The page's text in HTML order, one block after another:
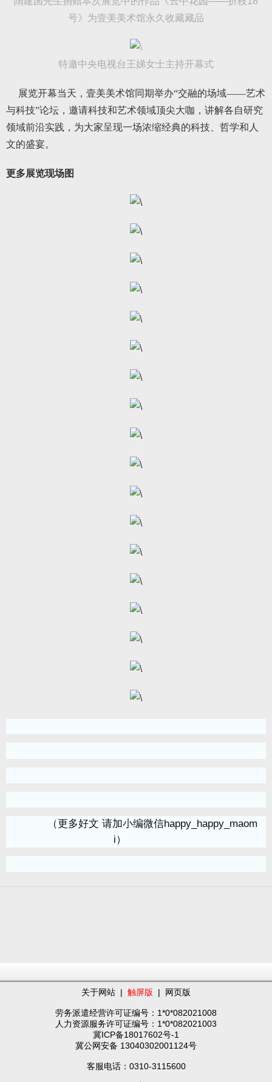
号》为壹美美术馆永久收藏藏品
特邀中央电视台王娣女士主持开幕式
展览开幕当天，壹美美术馆同期举办“交融的场域——艺术
与科技”论坛，邀请科技和艺术领域顶尖大咖，讲解各自研究
领域前沿实践，为大家呈现一场浓缩经典的科技、哲学和人
文的盛宴。
更多展览现场图
（更多好文 请加小编微信happy_happy_maom
i）
关于网站 | 触屏版 | 网页版
劳务派遣经营许可证编号：1*0*082021008
人力资源服务许可证编号：1*0*082021003
冀ICP备18017602号-1
冀公网安备 13040302001124号
客服电话：0310-3115600